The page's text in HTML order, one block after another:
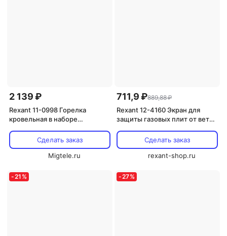
2 139 ₽
Rexant 11-0998 Горелка
кровельная в наборе
Сделать заказ
Migtele.ru
711,9 ₽889,88 ₽
Rexant 12-4160 Экран для
защиты газовых плит от ветра
Сделать заказ
rexant-shop.ru
-21 % -27%